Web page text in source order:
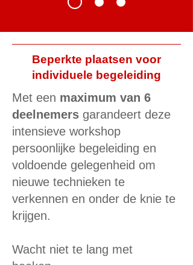
Beperkte plaatsen voor
individuele begeleiding
Met een maximum van 6
deelnemers garandeert deze
intensieve workshop
persoonlijke begeleiding en
voldoende gelegenheid om
nieuwe technieken te
verkennen en onder de knie te
krijgen.
Wacht niet te lang met